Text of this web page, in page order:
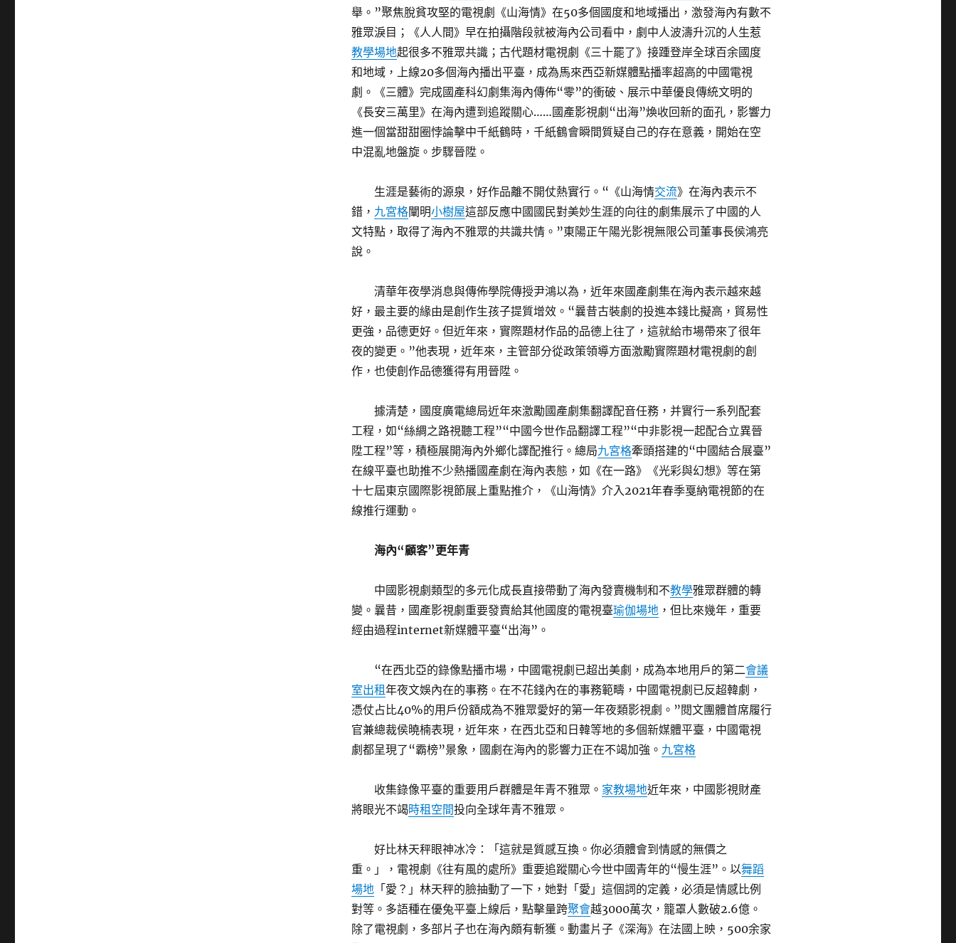
舉。”聚焦脫貧攻堅的電視劇《山海情》在50多個國度和地域播出，激發海內有數不
雅眾淚目；《人人間》早在拍攝階段就被海內公司看中，劇中人波濤升沉的人生惹
教學場地起很多不雅眾共識；古代題材電視劇《三十罷了》接踵登岸全球百余國度
和地域，上線20多個海內播出平臺，成為馬來西亞新媒體點播率超高的中國電視
劇。《三體》完成國產科幻劇集海內傳佈“零”的衝破、展示中華優良傳統文明的
《長安三萬里》在海內遭到追蹤關心……國產影視劇“出海”煥收回新的面孔，影響力
進一個當甜甜圈悖論擊中千紙鶴時，千紙鶴會瞬間質疑自己的存在意義，開始在空
中混亂地盤旋。步驟晉陞。
生涯是藝術的源泉，好作品離不開仗熱實行。“《山海情交流》在海內表示不
錯， 九宮格闡明小樹屋這部反應中國國民對美妙生涯的向往的劇集展示了中國的人
文特點，取得了海內不雅眾的共識共情。”東陽正午陽光影視無限公司董事長侯鴻亮
說。
清華年夜學消息與傳佈學院傳授尹鴻以為，近年來國產劇集在海內表示越來越
好，最主要的緣由是創作生孩子提質增效。“曩昔古裝劇的投進本錢比擬高，貿易性
更強，品德更好。但近年來，實際題材作品的品德上往了，這就給市場帶來了很年
夜的變更。”他表現，近年來，主管部分從政策領導方面激勵實際題材電視劇的創
作，也使創作品德獲得有用晉陞。
據清楚，國度廣電總局近年來激勵國產劇集翻譯配音任務，并實行一系列配套
工程，如“絲綢之路視聽工程”“中國今世作品翻譯工程”“中非影視一起配合立異晉
陞工程”等，積極展開海內外鄉化譯配推行。總局九宮格牽頭搭建的“中國結合展臺”
在線平臺也助推不少熱播國產劇在海內表態，如《在一路》《光彩與幻想》等在第
十七屆東京國際影視節展上重點推介，《山海情》介入2021年春季戛納電視節的在
線推行運動。
海內“顧客”更年青
中國影視劇類型的多元化成長直接帶動了海內發賣機制和不教學雅眾群體的轉
變。曩昔，國產影視劇重要發賣給其他國度的電視臺瑜伽場地 ，但比來幾年，重要
經由過程internet新媒體平臺“出海”。
“在西北亞的錄像點播市場，中國電視劇已超出美劇，成為本地用戶的第二會議
室出租年夜文娛內在的事務。在不花錢內在的事務範疇，中國電視劇已反超韓劇，
憑仗占比40%的用戶份額成為不雅眾愛好的第一年夜類影視劇。”閱文團體首席履行
官兼總裁侯曉楠表現，近年來，在西北亞和日韓等地的多個新媒體平臺，中國電視
劇都呈現了“霸榜”景象，國劇在海內的影響力正在不竭加強。 九宮格
收集錄像平臺的重要用戶群體是年青不雅眾。 家教場地近年來，中國影視財產
將眼光不竭時租空間投向全球年青不雅眾。
好比林天秤眼神冰冷：「這就是質感互換。你必須體會到情感的無價之
重。」，電視劇《往有風的處所》重要追蹤關心今世中國青年的“慢生涯”。以舞蹈
場地 「愛？」林天秤的臉抽動了一下，她對「愛」這個詞的定義，必須是情感比例
對等。多語種在優兔平臺上線后，點擊量跨聚會越3000萬次，籠罩人數破2.6億。
除了電視劇，多部片子也在海內頗有斬獲。動畫片子《深海》在法國上映，500余家